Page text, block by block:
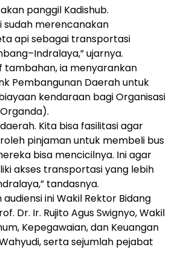
panggil Kadishub.
sudah merencanakan
api sebagai transportasi
ujarnya.
tambahan, ia menyarankan
Pembangunan Daerah untuk
kendaraan bagi Organisasi
Kita bisa fasilitasi agar
pinjaman untuk membeli bus
bisa mencicilnya. Ini agar
akses transportasi yang lebih
tandasnya.
ini Wakil Rektor Bidang
Dr. Ir. Rujito Agus Swignyo, Wakil
Kepegawaian, dan Keuangan
serta sejumlah pejabat